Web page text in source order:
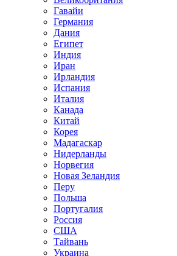
Гавайи
Германия
Дания
Египет
Индия
Иран
Ирландия
Испания
Италия
Канада
Китай
Корея
Мадагаскар
Нидерланды
Норвегия
Новая Зеландия
Перу
Польша
Португалия
Россия
США
Тайвань
Украина